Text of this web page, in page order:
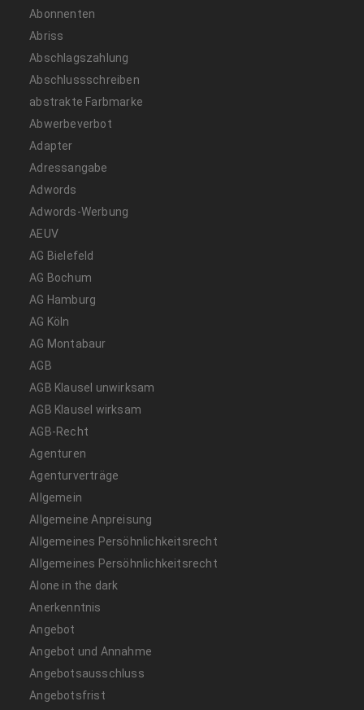
Abonnenten
Abriss
Abschlagszahlung
Abschlussschreiben
abstrakte Farbmarke
Abwerbeverbot
Adapter
Adressangabe
Adwords
Adwords-Werbung
AEUV
AG Bielefeld
AG Bochum
AG Hamburg
AG Köln
AG Montabaur
AGB
AGB Klausel unwirksam
AGB Klausel wirksam
AGB-Recht
Agenturen
Agenturverträge
Allgemein
Allgemeine Anpreisung
Allgemeines Persöhnlichkeitsrecht
Allgemeines Persöhnlichkeitsrecht
Alone in the dark
Anerkenntnis
Angebot
Angebot und Annahme
Angebotsausschluss
Angebotsfrist